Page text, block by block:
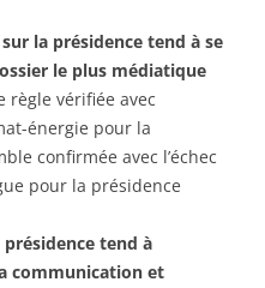
la présidence tend à se
le plus médiatique
règle vérifiée avec
énergie pour la
confirmée avec l’échec
pour la présidence
tend à
communication et